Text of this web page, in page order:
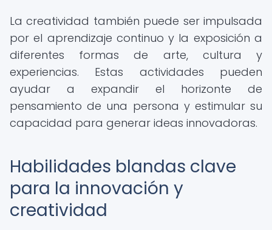
La creatividad también puede ser impulsada
por el aprendizaje continuo y la exposición a
diferentes formas de arte, cultura y
experiencias. Estas actividades pueden
ayudar a expandir el horizonte de
pensamiento de una persona y estimular su
capacidad para generar ideas innovadoras.
Habilidades blandas clave
para la innovación y
creatividad